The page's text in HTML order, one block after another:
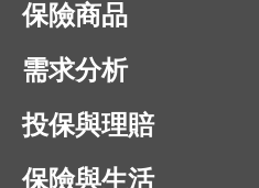
保險商品
需求分析
投保與理賠
保險與生活